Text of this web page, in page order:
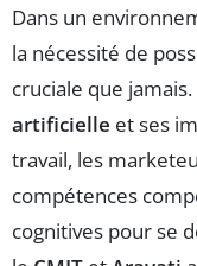
Dans un
la nécessité de
cruciale que jamais.
artificielle et ses
travail, les
compétences
cognitives pour se